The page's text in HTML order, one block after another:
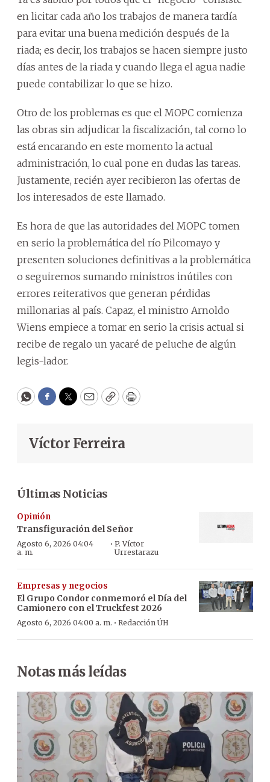
en licitar cada año los trabajos de manera tardía
para evitar una buena medición después de la
riada; es decir, los trabajos se hacen siempre justo
días antes de la riada y cuando llega el agua nadie
puede contabilizar lo que se hizo.
Otro de los problemas es que el MOPC comienza
las obras sin adjudicar la fiscalización, tal como lo
está encarando en este momento la actual
administración, lo cual pone en dudas las tareas.
Justamente, recién ayer recibieron las ofertas de
los interesados de este llamado.
Es hora de que las autoridades del MOPC tomen
en serio la problemática del río Pilcomayo y
presenten soluciones definitivas a la problemática
o seguiremos sumando ministros inútiles con
errores reiterativos que generan pérdidas
millonarias al país. Capaz, el ministro Arnoldo
Wiens empiece a tomar en serio la crisis actual si
recibe de regalo un yacaré de peluche de algún
legis-lador.
WhatsApp
Facebook
Twitter
EmailCopyPrint
Víctor Ferreira
Últimas Noticias
Opinión
Transfiguración del Señor
Agosto 6, 2026 04:04
a. m.
· P. Víctor
Urrestarazu
Empresas y negocios
El Grupo Condor conmemoró el Día del
Camionero con el Truckfest 2026
Agosto 6, 2026 04:00 a. m. · Redacción ÚH
Notas más leídas